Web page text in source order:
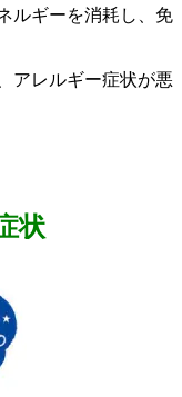
ルギーを消耗し、免
アレルギー症状が悪
状